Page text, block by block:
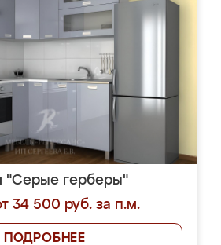
"Серые герберы"
34 500 руб. за п.м.
ПОДРОБНЕЕ